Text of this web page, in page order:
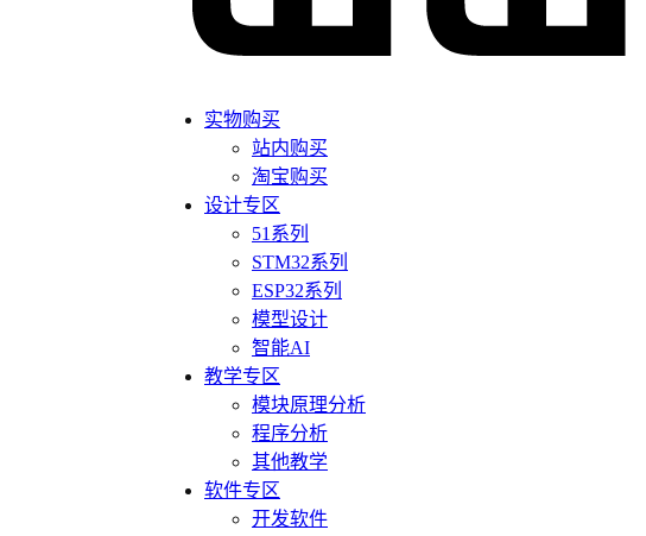
实物购买
站内购买
淘宝购买
设计专区
51系列
STM32系列
ESP32系列
模型设计
智能AI
教学专区
模块原理分析
程序分析
其他教学
软件专区
开发软件